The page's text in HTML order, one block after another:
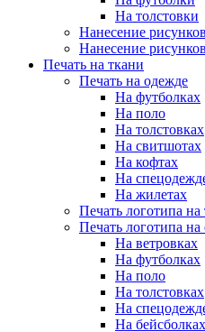
На толстовки
Нанесение
Нанесение
Печать на ткани
Печать на одежде
На футболках
На поло
На толстовках
На свитшотах
На кофтах
На
На жилетах
Печать логотипа на
Печать логотипа на
На ветровках
На футболках
На поло
На толстовках
На
На бейсболках